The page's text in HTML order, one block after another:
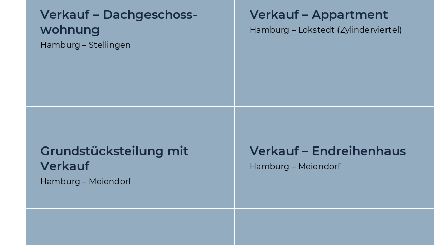
Verkauf – Dach­geschoss­
wohnung
Hamburg – Stellingen
Verkauf – Appartment
Hamburg – Lokstedt (Zylinderviertel)
Grundstücks­teilung mit
Verkauf
Hamburg – Meiendorf
Verkauf – End­reihenhaus
Hamburg – Meiendorf